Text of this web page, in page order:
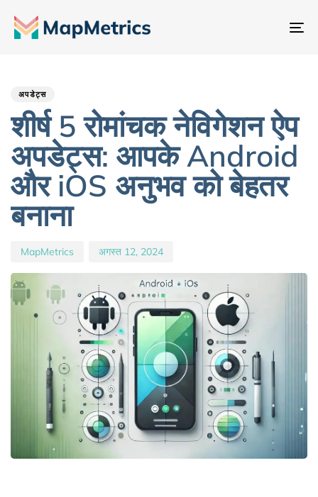
अपडेट्स
शीर्ष 5 रोमांचक नेविगेशन ऐप
अपडेट्स: आपके Android
और iOS अनुभव को बेहतर
बनाना
MapMetrics अगस्त 12, 2024